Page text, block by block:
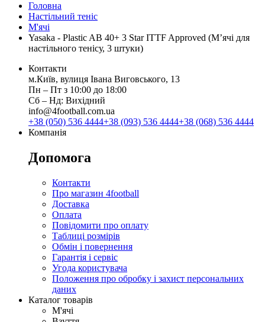
Головна
Настільний теніс
М'ячі
Yasaka - Plastic AB 40+ 3 Star ITTF Approved (М’ячі для
настільного тенісу, 3 штуки)
Контакти
м.Київ, вулиця Івана Виговського, 13
Пн ‒ Пт з 10:00 до 18:00
Сб ‒ Нд: Вихідний
info@4football.com.ua
+38 (050) 536 4444+38 (093) 536 4444+38 (068) 536 4444
Компанія
Допомога
Контакти
Про магазин 4football
Доставка
Оплата
Повідомити про оплату
Таблиці розмірів
Обмін і повернення
Гарантія і сервіс
Угода користувача
Положення про обробку і захист персональних
даних
Каталог товарів
М'ячі